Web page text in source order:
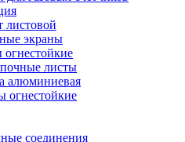
листовой
экраны
листы
алюминиевая
соединения